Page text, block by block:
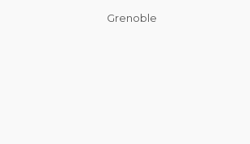
Grenoble